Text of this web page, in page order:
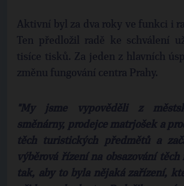
Aktivní byl za dva roky ve funkci i
Ten předložil radě ke schválení
tisíce tisků. Za jeden z hlavních
změnu fungování centra Prahy.
"My jsme vypověděli z
směnárny, prodejce matrjošek a
těch turistických předmětů a
výběrová řízení na obsazování
tak, aby to byla nějaká zařízení,